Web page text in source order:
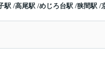
駅 /高尾駅 /めじろ台駅 /狭間駅 /